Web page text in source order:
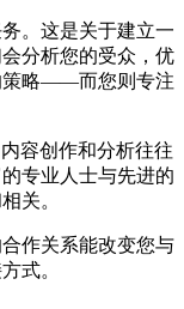
。这是关于建立一
分析您的受众，优
策略——而您则专注
容创作和分析往往
专业人士与先进的
关。
作关系能改变您与
式。